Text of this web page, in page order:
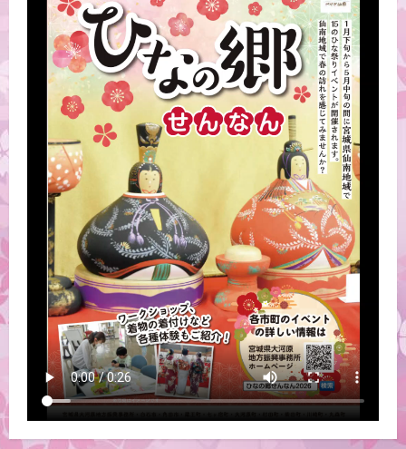
2
寿丸屋敷
◆中町沢端市神まつり
2026-07-04
3
寿丸屋敷
◆宮城の妖怪展2025
2026-07-04
寿丸屋敷